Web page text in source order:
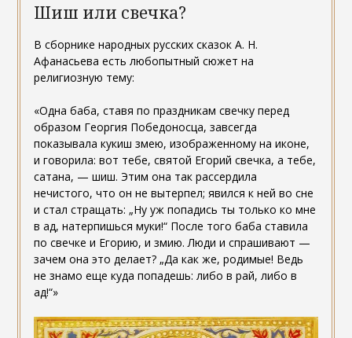
Шиш или свечка?
В сборнике народных русских сказок А. Н.
Афанасьева есть любопытный сюжет на
религиозную тему:
«Одна баба, ставя по праздникам свечку перед
образом Георгия Победоносца, завсегда
показывала кукиш змею, изображенному на иконе,
и говорила: вот тебе, святой Егорий свечка, а тебе,
сатана, — шиш. Этим она так рассердила
нечистого, что он не вытерпел; явился к ней во сне
и стал стращать: „Ну уж попадись ты только ко мне
в ад, натерпишься муки!“ После того баба ставила
по свечке и Егорию, и змию. Люди и спрашивают —
зачем она это делает? „Да как же, родимые! Ведь
не знамо еще куда попадешь: либо в рай, либо в
ад!“»